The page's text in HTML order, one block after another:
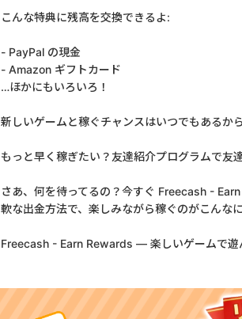
こんな特典に残高を交換できるよ:
- PayPal の現金
- Amazon ギフトカード
…ほかにもいろいろ！
新しいゲームと稼ぐチャンスはいつでもあるか
もっと早く稼ぎたい？友達紹介プログラムで友
さあ、何を待ってるの？今すぐ Freecash -
軟な出金方法で、楽しみながら稼ぐのがこんなに
Freecash - Earn Rewards — 楽しいゲームで遊